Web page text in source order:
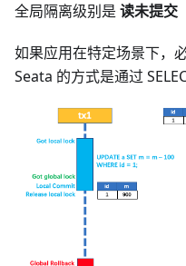
全局隔离级别是 读未提交
如果应用在特定场景下，
Seata 的方式是通过